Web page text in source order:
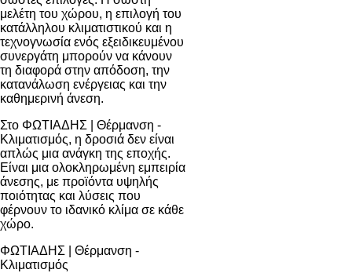
μελέτη του χώρου, η επιλογή του
κατάλληλου κλιματιστικού και η
τεχνογνωσία ενός εξειδικευμένου
συνεργάτη μπορούν να κάνουν
τη διαφορά στην απόδοση, την
κατανάλωση ενέργειας και την
καθημερινή άνεση.
Στο ΦΩΤΙΑΔΗΣ | Θέρμανση -
Κλιματισμός, η δροσιά δεν είναι
απλώς μια ανάγκη της εποχής.
Είναι μια ολοκληρωμένη εμπειρία
άνεσης, με προϊόντα υψηλής
ποιότητας και λύσεις που
φέρνουν το ιδανικό κλίμα σε κάθε
χώρο.
ΦΩΤΙΑΔΗΣ | Θέρμανση -
Κλιματισμός